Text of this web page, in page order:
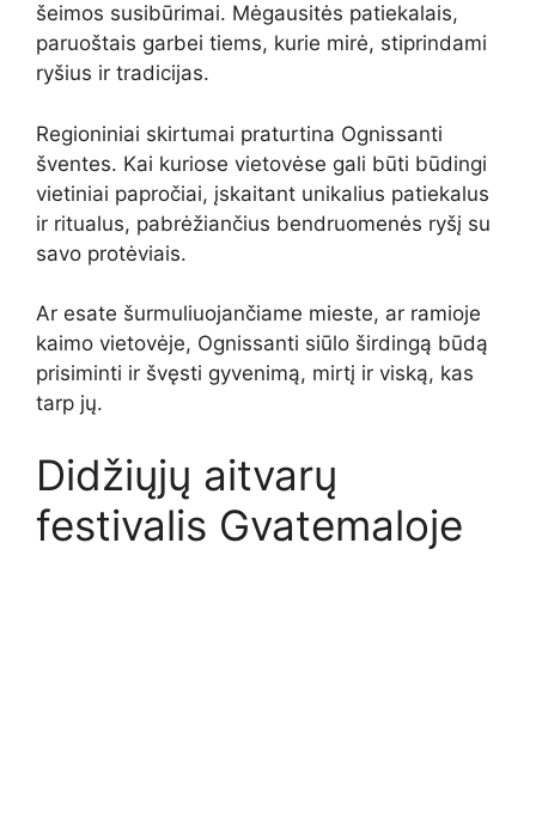
šeimos susibūrimai. Mėgausitės patiekalais,
paruoštais garbei tiems, kurie mirė, stiprindami
ryšius ir tradicijas.
Regioniniai skirtumai praturtina Ognissanti
šventes. Kai kuriose vietovėse gali būti būdingi
vietiniai papročiai, įskaitant unikalius patiekalus
ir ritualus, pabrėžiančius bendruomenės ryšį su
savo protėviais.
Ar esate šurmuliuojančiame mieste, ar ramioje
kaimo vietovėje, Ognissanti siūlo širdingą būdą
prisiminti ir švęsti gyvenimą, mirtį ir viską, kas
tarp jų.
Didžiųjų aitvarų
festivalis Gvatemaloje